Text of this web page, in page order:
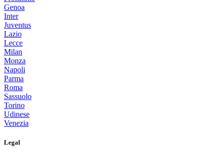
Genoa
Inter
Juventus
Lazio
Lecce
Milan
Monza
Napoli
Parma
Roma
Sassuolo
Torino
Udinese
Venezia
Legal